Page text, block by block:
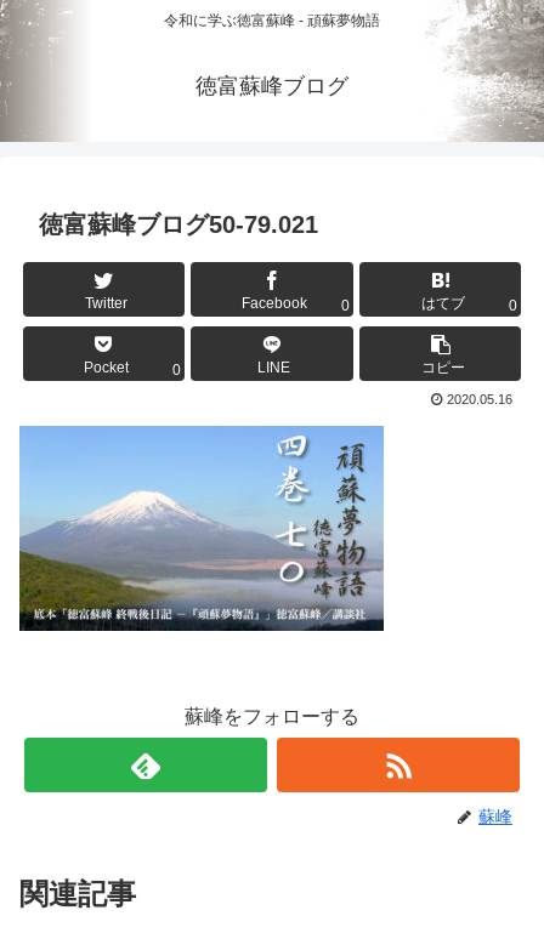
令和に学ぶ徳富蘇峰 - 頑蘇夢物語
徳富蘇峰ブログ
徳富蘇峰ブログ50-79.021
Twitter Facebook 0 はてブ 0
Pocket 0 LINE コピー
2020.05.16
蘇峰をフォローする
蘇峰
関連記事